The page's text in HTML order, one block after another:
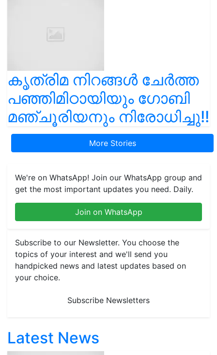
കൃത്രിമ നിറങ്ങൾ ചേർത്ത
പഞ്ഞിമിഠായിയും ഗോബി
മഞ്ചൂരിയനും നിരോധിച്ചു!!
More Stories
We're on WhatsApp! Join our WhatsApp group and
get the most important updates you need. Daily.
Join on WhatsApp
Subscribe to our Newsletter. You choose the
topics of your interest and we'll send you
handpicked news and latest updates based on
your choice.
Subscribe Newsletters
Latest News